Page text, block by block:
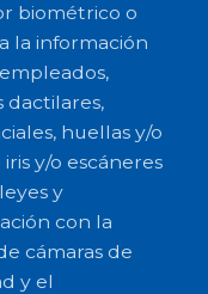
biométrico o
la información
dactilares,
huellas y/o
y/o escáneres
y
con la
cámaras de
y el